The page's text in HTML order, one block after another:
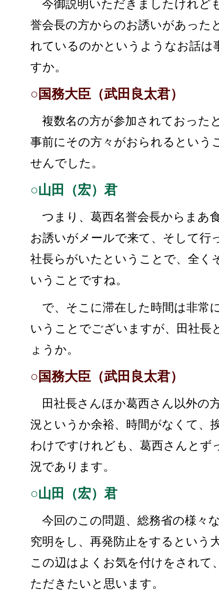
今御説明いただきましたけれど
誉会長の方からのお誘いがあった
れているのかというようなお話は
すか。
○国務大臣（武田良太君）
複数名の方が参加されておった
事前にその方々がおられるという
せんでした。
○山田（宏）君
つまり、葛西名誉会長からまあ
お誘いがメールで来て、そして行
社長らがいたということで、全く
いうことですね。
で、そこに滞在した時間は非常
いうことでございますが、田社長
ょうか。
○国務大臣（武田良太君）
田社長さんほか葛西さん以外の
況というか余裕、時間がなくて、
わけですけれども、葛西さんとず
況であります。
○山田（宏）君
今回のこの問題、総務省の様々
究明をし、再発防止をするという
この辺はよくお気を付けをされて
ただきたいと思います。